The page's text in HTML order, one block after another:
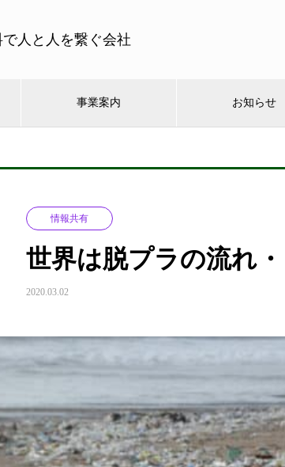
人と人を繋ぐ会社
事業案内 お知らせ
情報共有
世界は脱プラの流れ
2020.03.02